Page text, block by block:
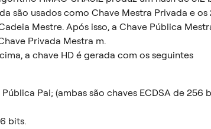
são usados como Chave Mestra Privada e os
Mestre. Após isso, a Chave Pública
Privada Mestra m.
a chave HD é gerada com os seguintes
Pai; (ambas são chaves ECDSA de 256
bits.